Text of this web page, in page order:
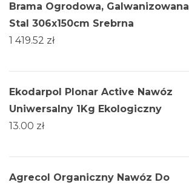
Brama Ogrodowa, Galwanizowana
Stal 306x150cm Srebrna
1 419.52 zł
Ekodarpol Plonar Active Nawóz
Uniwersalny 1Kg Ekologiczny
13.00 zł
Agrecol Organiczny Nawóz Do